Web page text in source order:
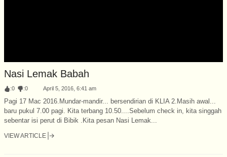
Nasi Lemak Babah
:0 :0 April 5, 2016, 6:41 am
Pagi 17 Mac 2016.Mundar-mandir... bersendirian di KLIA 2.Masih awal...
baru pukul 7.00 pagi. Kita terbang 10.50....Sebelum check in, kita singgah
sebentar isi perut di Bibik .Kita pesan Nasi Lemak...
VIEW ARTICLE